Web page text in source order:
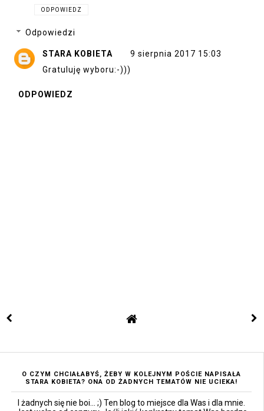
ODPOWIEDZ
Odpowiedzi
STARA KOBIETA
9 sierpnia 2017 15:03
Gratuluję wyboru:-)))
ODPOWIEDZ
O CZYM CHCIAŁABYŚ, ŻEBY W KOLEJNYM POŚCIE NAPISAŁA
STARA KOBIETA? ONA OD ŻADNYCH TEMATÓW NIE UCIEKA!
I żadnych się nie boi... ;) Ten blog to miejsce dla Was i dla mnie.